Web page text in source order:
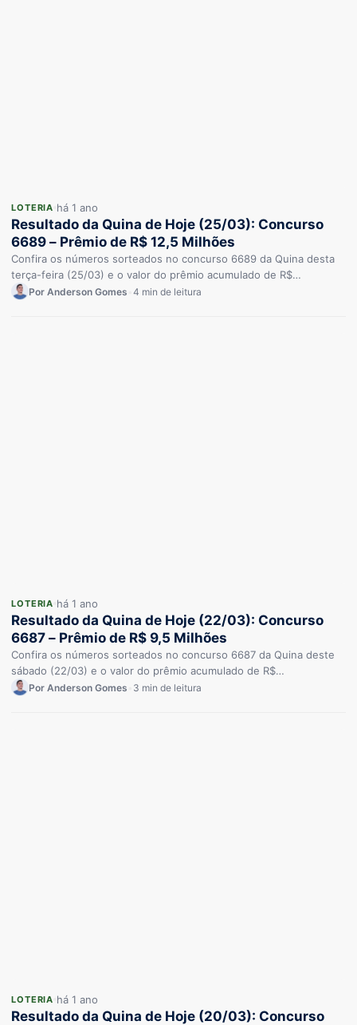
LOTERIA há 1 ano
Resultado da Quina de Hoje (25/03): Concurso
6689 – Prêmio de R$ 12,5 Milhões
Confira os números sorteados no concurso 6689 da Quina desta
terça-feira (25/03) e o valor do prêmio acumulado de R$…
Por Anderson Gomes 4 min de leitura
LOTERIA há 1 ano
Resultado da Quina de Hoje (22/03): Concurso
6687 – Prêmio de R$ 9,5 Milhões
Confira os números sorteados no concurso 6687 da Quina deste
sábado (22/03) e o valor do prêmio acumulado de R$…
Por Anderson Gomes 3 min de leitura
LOTERIA há 1 ano
Resultado da Quina de Hoje (20/03): Concurso